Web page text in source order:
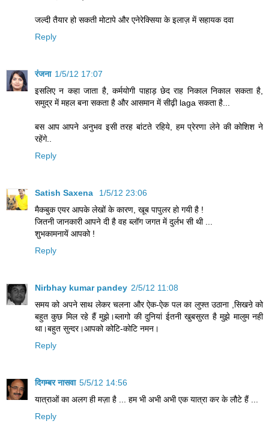
जल्दी तैयार हो सकती मोटापे और एनेरेक्सिया के इलाज़ में सहायक दवा
Reply
रंजना 1/5/12 17:07
इसलिए न कहा जाता है, कर्मयोगी पाहाड़ छेद राह निकाल निकाल सकता है,
समुद्र में महल बना सकता है और आसमान में सीढ़ी laga सकता है...
बस आप आपने अनुभव इसी तरह बांटते रहिये, हम प्रेरणा लेने की कोशिश ने
रहेंगे..
Reply
Satish Saxena
1/5/12 23:06
मैकबुक एयर आपके लेखों के कारण, खूब पापुलर हो गयी है !
जितनी जानकारी आपने दी है वह ब्लॉग जगत में दुर्लभ सी थी ...
शुभकामनायें आपको !
Reply
Nirbhay kumar pandey 2/5/12 11:08
समय को अपने साथ लेकर चलना और ऐक-ऐक पल का लुफ्त उठाना ,सिखऩे को
बहुत कुछ मिल रहे हैं मुझे।ब्लागो की दुनियां ईतनी खुबसुरत है मुझे मालुम नही
था।बहुत सुन्दर।आपको कोटि-कोटि नमन।
Reply
दिगम्बर नासवा 5/5/12 14:56
यात्राओं का अलग ही मज़ा है ... हम भी अभी अभी एक यात्रा कर के लौटे हैं ...
Reply